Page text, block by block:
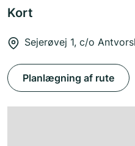
Kort
Sejerøvej 1, c/o
Planlægning af rute